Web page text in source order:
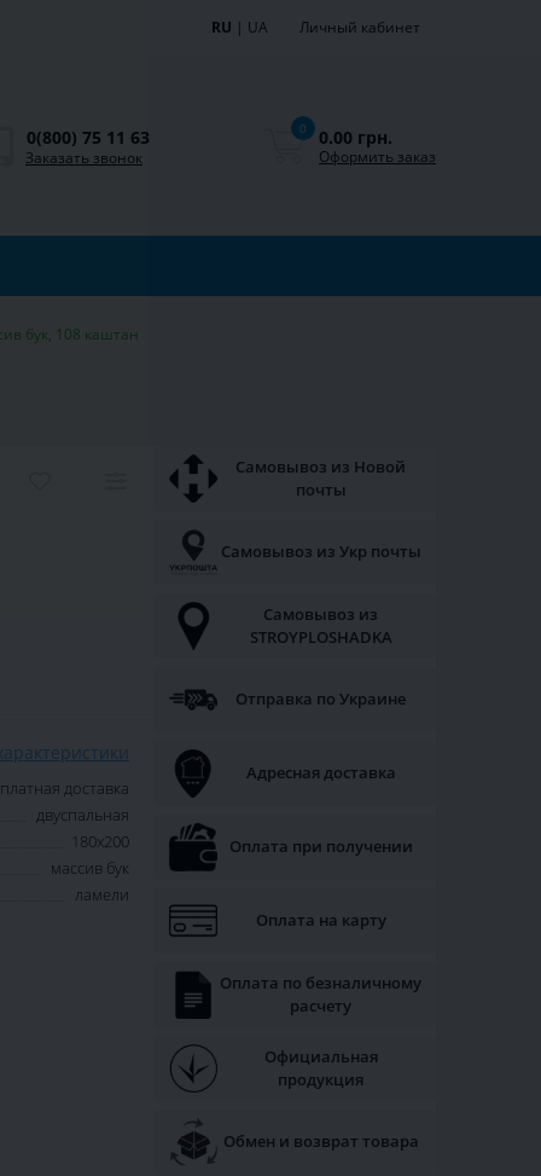
RU | UA Личный кабинет
0(800) 75 11 63
Заказать звонок
0 0.00 грн.
Оформить заказ
бук, 108 каштан
доставка
двуспальная
180х200
массив бук
ламели
Самовывоз из Новой
почты
Самовывоз из Укр почты
Самовывоз из
STROYPLOSHADKA
Отправка по Украине
Адресная доставка
Оплата при получении
Оплата на карту
Оплата по безналичному
расчету
Официальная
продукция
Обмен и возврат товара